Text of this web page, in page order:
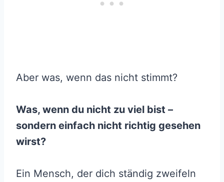
Aber was, wenn das nicht stimmt?
Was, wenn du nicht zu viel bist –
sondern einfach nicht richtig gesehen
wirst?
Ein Mensch, der dich ständig zweifeln